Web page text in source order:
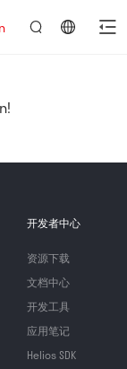
开发者中心
资源下载
文档中心
开发工具
应用笔记
Helios SDK